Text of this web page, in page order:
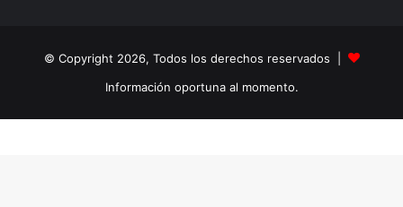
© Copyright 2026, Todos los derechos reservados |
Información oportuna al momento.